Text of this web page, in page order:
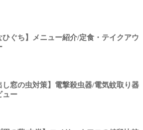
ひぐち】メニュー紹介/定食・テイクアウ
し窓の虫対策】電撃殺虫器/電気蚊取り器
ュー